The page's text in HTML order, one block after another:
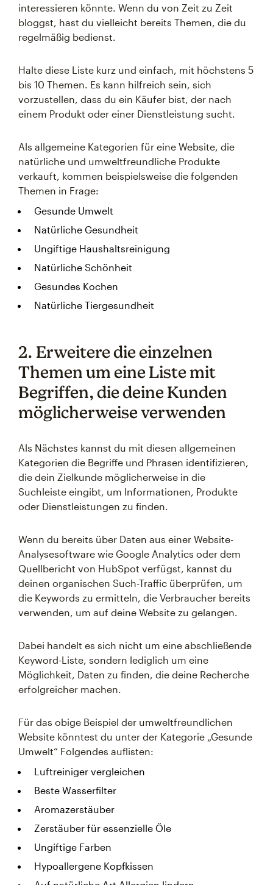
interessieren könnte. Wenn du von Zeit zu Zeit
bloggst, hast du vielleicht bereits Themen, die du
regelmäßig bedienst.
Halte diese Liste kurz und einfach, mit höchstens 5
bis 10 Themen. Es kann hilfreich sein, sich
vorzustellen, dass du ein Käufer bist, der nach
einem Produkt oder einer Dienstleistung sucht.
Als allgemeine Kategorien für eine Website, die
natürliche und umweltfreundliche Produkte
verkauft, kommen beispielsweise die folgenden
Themen in Frage:
Gesunde Umwelt
Natürliche Gesundheit
Ungiftige Haushaltsreinigung
Natürliche Schönheit
Gesundes Kochen
Natürliche Tiergesundheit
2. Erweitere die einzelnen
Themen um eine Liste mit
Begriffen, die deine Kunden
möglicherweise verwenden
Als Nächstes kannst du mit diesen allgemeinen
Kategorien die Begriffe und Phrasen identifizieren,
die dein Zielkunde möglicherweise in die
Suchleiste eingibt, um Informationen, Produkte
oder Dienstleistungen zu finden.
Wenn du bereits über Daten aus einer Website-
Analysesoftware wie Google Analytics oder dem
Quellbericht von HubSpot verfügst, kannst du
deinen organischen Such-Traffic überprüfen, um
die Keywords zu ermitteln, die Verbraucher bereits
verwenden, um auf deine Website zu gelangen.
Dabei handelt es sich nicht um eine abschließende
Keyword-Liste, sondern lediglich um eine
Möglichkeit, Daten zu finden, die deine Recherche
erfolgreicher machen.
Für das obige Beispiel der umweltfreundlichen
Website könntest du unter der Kategorie „Gesunde
Umwelt“ Folgendes auflisten:
Luftreiniger vergleichen
Beste Wasserfilter
Aromazerstäuber
Zerstäuber für essenzielle Öle
Ungiftige Farben
Hypoallergene Kopfkissen